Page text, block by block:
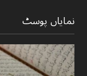
نمایاں پوسٹ